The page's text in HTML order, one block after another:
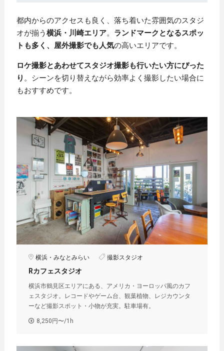
都内からのアクセスも良く、落ち着いた雰囲気のスタジ
オが揃う 横浜・川崎エリア。 ランドマークとなるスポッ
トも多く、屋外撮影でも人気の高いエリアです。
ロケ撮影とあわせてスタジオ撮影も行いたい方にぴった
り 。シーンを切り替えながら効率よく撮影したい場合に
もおすすめです。
横浜・みなとみらい 撮影スタジオ
Rカフェスタジオ
横浜市鶴見区エリアにある、アメリカ・ヨーロッパ風のカフ
ェスタジオ。レコードやゲーム台、観葉植物、レジカウンタ
ーなど撮影スポット・小物が充実。駐車場有。
8,250円〜/1h